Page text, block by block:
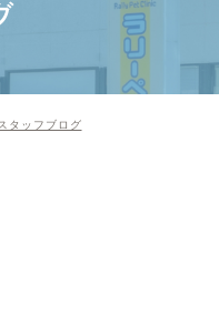
タッフブログ